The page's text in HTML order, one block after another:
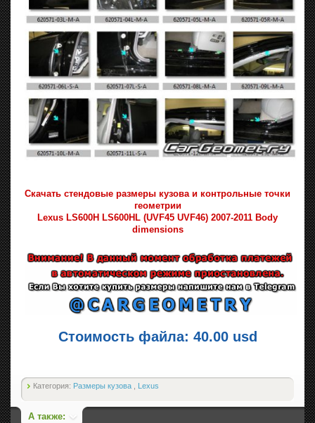
Скачать стендовые размеры кузова и контрольные точки
геометрии
Lexus LS600H LS600HL (UVF45 UVF46) 2007-2011 Body
dimensions
Стоимость файла: 40.00 usd
Категория: Размеры кузова , Lexus
А также: